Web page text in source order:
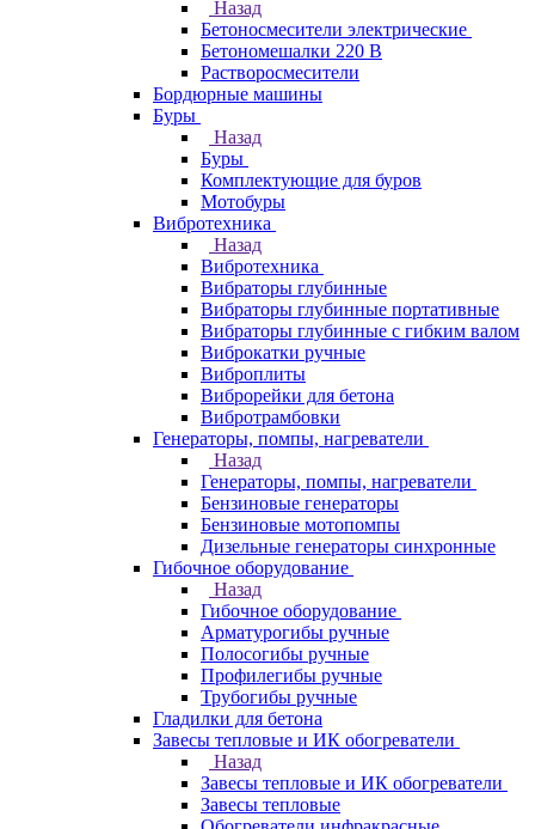
Назад
Бетоносмесители электрические
Бетономешалки 220 В
Растворосмесители
Бордюрные машины
Буры
Назад
Буры
Комплектующие для буров
Мотобуры
Вибротехника
Назад
Вибротехника
Вибраторы глубинные
Вибраторы глубинные портативные
Вибраторы глубинные с гибким валом
Виброкатки ручные
Виброплиты
Виброрейки для бетона
Вибротрамбовки
Генераторы, помпы, нагреватели
Назад
Генераторы, помпы, нагреватели
Бензиновые генераторы
Бензиновые мотопомпы
Дизельные генераторы синхронные
Гибочное оборудование
Назад
Гибочное оборудование
Арматурогибы ручные
Полосогибы ручные
Профилегибы ручные
Трубогибы ручные
Гладилки для бетона
Завесы тепловые и ИК обогреватели
Назад
Завесы тепловые и ИК обогреватели
Завесы тепловые